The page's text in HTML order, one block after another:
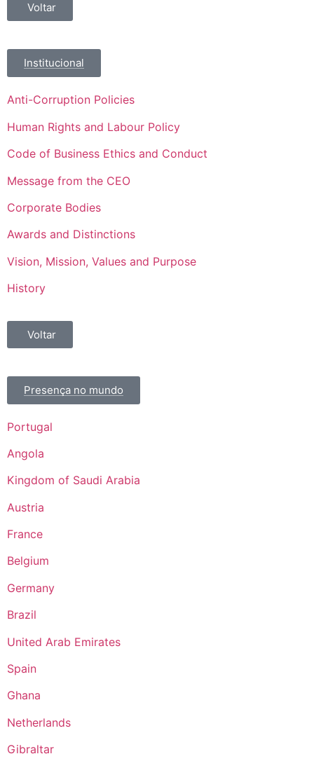
Voltar
Institucional
Anti-Corruption Policies
Human Rights and Labour Policy
Code of Business Ethics and Conduct
Message from the CEO
Corporate Bodies
Awards and Distinctions
Vision, Mission, Values and Purpose
History
Voltar
Presença no mundo
Portugal
Angola
Kingdom of Saudi Arabia
Austria
France
Belgium
Germany
Brazil
United Arab Emirates
Spain
Ghana
Netherlands
Gibraltar